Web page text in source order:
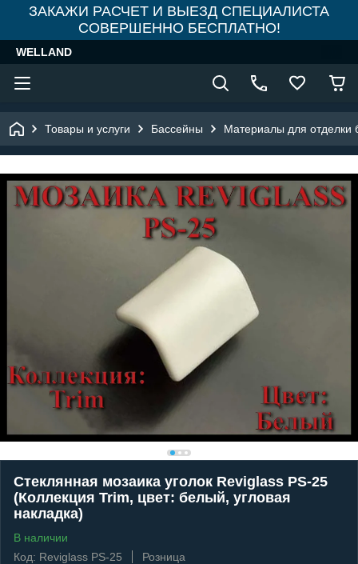
ЗАКАЖИ РАСЧЕТ И ВЫЕЗД СПЕЦИАЛИСТА
СОВЕРШЕННО БЕСПЛАТНО!
WELLAND
Товары и услуги Бассейны Материалы для отделки
Стеклянная мозаика уголок Reviglass PS-25
(Коллекция Trim, цвет: белый, угловая
накладка)
В наличии
Код: Reviglass PS-25
Розница